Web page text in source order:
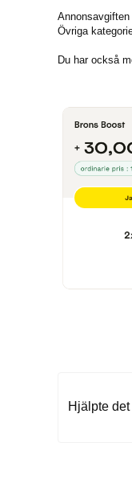
Annonsavgiften
Övriga
Du har också
Hjälpte